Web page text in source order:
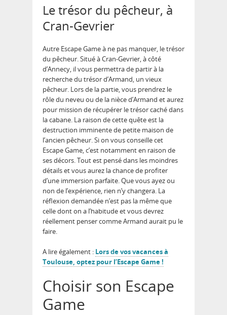
Le trésor du pêcheur, à
Cran-Gevrier
Autre Escape Game à ne pas manquer, le trésor
du pêcheur. Situé à Cran-Gevrier, à côté
d’Annecy, il vous permettra de partir à la
recherche du trésor d’Armand, un vieux
pêcheur. Lors de la partie, vous prendrez le
rôle du neveu ou de la nièce d’Armand et aurez
pour mission de récupérer le trésor caché dans
la cabane. La raison de cette quête est la
destruction imminente de petite maison de
l’ancien pêcheur. Si on vous conseille cet
Escape Game, c’est notamment en raison de
ses décors. Tout est pensé dans les moindres
détails et vous aurez la chance de profiter
d’une immersion parfaite. Que vous ayez ou
non de l’expérience, rien n’y changera. La
réflexion demandée n’est pas la même que
celle dont on a l’habitude et vous devrez
réellement penser comme Armand aurait pu le
faire.
A lire également : Lors de vos vacances à
Toulouse, optez pour l’Escape Game !
Choisir son Escape
Game